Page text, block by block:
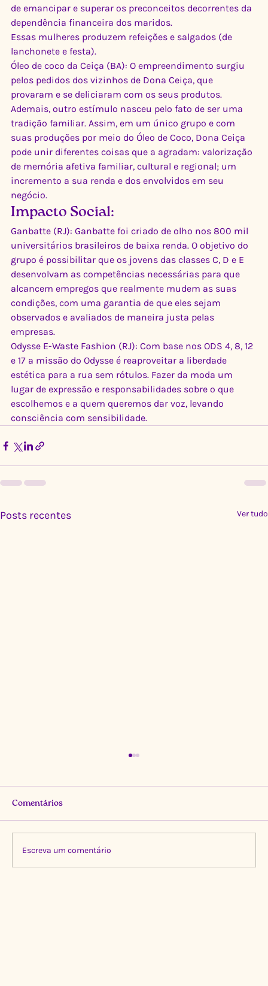
de emancipar e superar os preconceitos decorrentes da
dependência financeira dos maridos.
Essas mulheres produzem refeições e salgados (de
lanchonete e festa).
Óleo de coco da Ceiça (BA): O empreendimento surgiu
pelos pedidos dos vizinhos de Dona Ceiça, que
provaram e se deliciaram com os seus produtos.
Ademais, outro estímulo nasceu pelo fato de ser uma
tradição familiar. Assim, em um único grupo e com
suas produções por meio do Óleo de Coco, Dona Ceiça
pode unir diferentes coisas que a agradam: valorização
de memória afetiva familiar, cultural e regional; um
incremento a sua renda e dos envolvidos em seu
negócio.
Impacto Social:
Ganbatte (RJ): Ganbatte foi criado de olho nos 800 mil
universitários brasileiros de baixa renda. O objetivo do
grupo é possibilitar que os jovens das classes C, D e E
desenvolvam as competências necessárias para que
alcancem empregos que realmente mudem as suas
condições, com uma garantia de que eles sejam
observados e avaliados de maneira justa pelas
empresas.
Odysse E-Waste Fashion (RJ): Com base nos ODS 4, 8, 12
e 17 a missão do Odysse é reaproveitar a liberdade
estética para a rua sem rótulos. Fazer da moda um
lugar de expressão e responsabilidades sobre o que
escolhemos e a quem queremos dar voz, levando
consciência com sensibilidade.
Posts recentes Ver tudo
Comentários
Escreva um comentário